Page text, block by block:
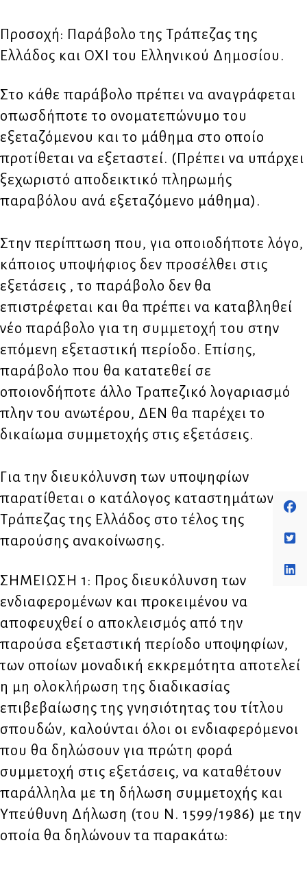
Προσοχή: Παράβολο της Τράπεζας της
Ελλάδος και ΟΧΙ του Ελληνικού Δημοσίου.
Στο κάθε παράβολο πρέπει να αναγράφεται
οπωσδήποτε το ονοματεπώνυμο του
εξεταζόμενου και το μάθημα στο οποίο
προτίθεται να εξεταστεί. (Πρέπει να υπάρχει
ξεχωριστό αποδεικτικό πληρωμής
παραβόλου ανά εξεταζόμενο μάθημα).
Στην περίπτωση που, για οποιοδήποτε λόγο,
κάποιος υποψήφιος δεν προσέλθει στις
εξετάσεις , το παράβολο δεν θα
επιστρέφεται και θα πρέπει να καταβληθεί
νέο παράβολο για τη συμμετοχή του στην
επόμενη εξεταστική περίοδο. Επίσης,
παράβολο που θα κατατεθεί σε
οποιονδήποτε άλλο Τραπεζικό λογαριασμό
πλην του ανωτέρου, ΔΕΝ θα παρέχει το
δικαίωμα συμμετοχής στις εξετάσεις.
Για την διευκόλυνση των υποψηφίων
παρατίθεται ο κατάλογος καταστημάτων της
Τράπεζας της Ελλάδος στο τέλος της
παρούσης ανακοίνωσης.
ΣΗΜΕΙΩΣΗ 1: Προς διευκόλυνση των
ενδιαφερομένων και προκειμένου να
αποφευχθεί ο αποκλεισμός από την
παρούσα εξεταστική περίοδο υποψηφίων,
των οποίων μοναδική εκκρεμότητα αποτελεί
η μη ολοκλήρωση της διαδικασίας
επιβεβαίωσης της γνησιότητας του τίτλου
σπουδών, καλούνται όλοι οι ενδιαφερόμενοι
που θα δηλώσουν για πρώτη φορά
συμμετοχή στις εξετάσεις, να καταθέτουν
παράλληλα με τη δήλωση συμμετοχής και
Υπεύθυνη Δήλωση (του Ν. 1599/1986) με την
οποία θα δηλώνουν τα παρακάτω: